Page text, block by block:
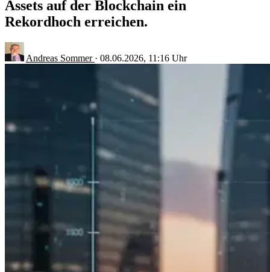
Assets auf der Blockchain ein
Rekordhoch erreichen.
Andreas Sommer · 08.06.2026, 11:16 Uhr